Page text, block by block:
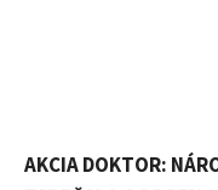
AKCIA DOKTOR: